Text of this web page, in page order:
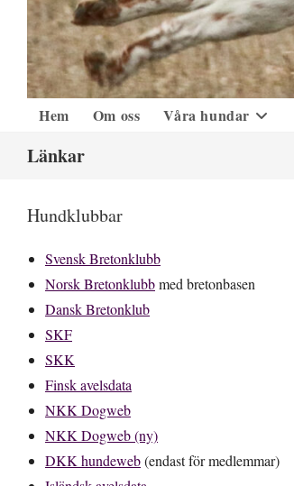
Hem Om oss Våra hundar
Länkar
Hundklubbar
Svensk Bretonklubb
Norsk Bretonklubbmed bretonbasen
Dansk Bretonklub
SKF
SKK
Finsk avelsdata
NKK Dogweb
NKK Dogweb (ny)
DKK hundeweb(endast för medlemmar)